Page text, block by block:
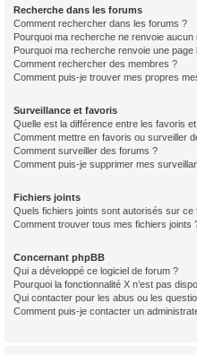
Recherche dans les forums
Comment rechercher dans les forums ?
Pourquoi ma recherche ne renvoie aucun
Pourquoi ma recherche renvoie une page
Comment rechercher des membres ?
Comment puis-je trouver mes propres
Surveillance et favoris
Quelle est la différence entre les favoris
Comment mettre en favoris ou surveiller
Comment surveiller des forums ?
Comment puis-je supprimer mes
Fichiers joints
Quels fichiers joints sont autorisés sur ce
Comment trouver tous mes fichiers joints
Concernant phpBB
Qui a développé ce logiciel de forum ?
Pourquoi la fonctionnalité X n’est pas
Qui contacter pour les abus ou les
Comment puis-je contacter un